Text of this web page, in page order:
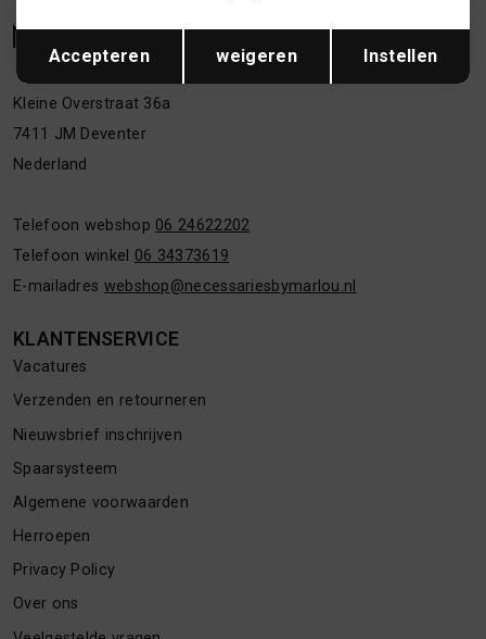
Kleine Overstraat 36a
7411 JM Deventer
Nederland
Telefoon webshop 06 24622202
Telefoon winkel 06 34373619
E-mailadres webshop@necessariesbymarlou.nl
KLANTENSERVICE
Vacatures
Verzenden en retourneren
Nieuwsbrief inschrijven
Spaarsysteem
Algemene voorwaarden
Herroepen
Privacy Policy
Over ons
Terug Opslaan
Accepteren weigeren Instellen